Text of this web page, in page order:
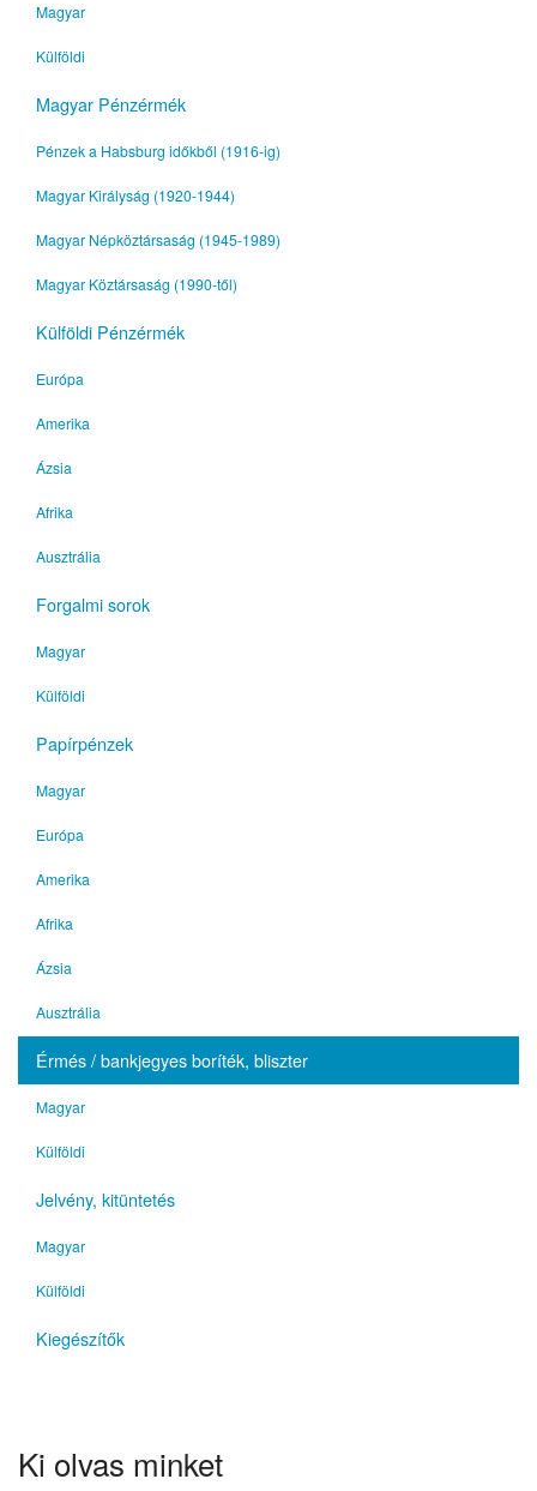
Magyar
Külföldi
Magyar Pénzérmék
Pénzek a Habsburg időkből (1916-ig)
Magyar Királyság (1920-1944)
Magyar Népköztársaság (1945-1989)
Magyar Köztársaság (1990-től)
Külföldi Pénzérmék
Európa
Amerika
Ázsia
Afrika
Ausztrália
Forgalmi sorok
Magyar
Külföldi
Papírpénzek
Magyar
Európa
Amerika
Afrika
Ázsia
Ausztrália
Érmés / bankjegyes boríték, bliszter
Magyar
Külföldi
Jelvény, kitüntetés
Magyar
Külföldi
Kiegészítők
Ki olvas minket